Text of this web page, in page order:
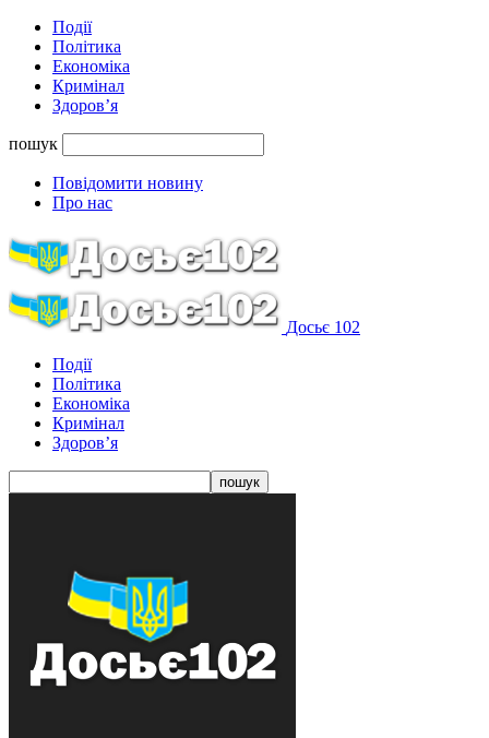
Події
Політика
Економіка
Кримінал
Здоров’я
пошук
Повідомити новину
Про нас
Досьє 102
Події
Політика
Економіка
Кримінал
Здоров’я